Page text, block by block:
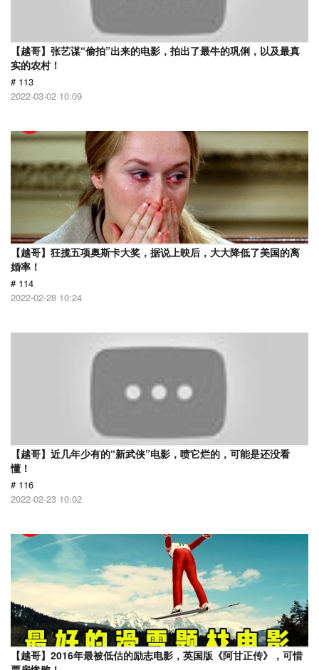
【越哥】张艺谋“偷拍”出来的电影，拍出了最牛的巩俐，以及最真
实的农村！
# 113
2022-03-02 10:09
【越哥】狂揽五项奥斯卡大奖，据说上映后，大大降低了美国的离
婚率！
# 114
2022-02-28 10:24
【越哥】近几年少有的“新武侠”电影，喷它烂的，可能是还没看
懂！
# 116
2022-02-23 10:02
【越哥】2016年最被低估的励志电影，英国版《阿甘正传》，可惜